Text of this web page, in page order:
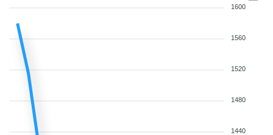
1600
1560
1520
1480
1440